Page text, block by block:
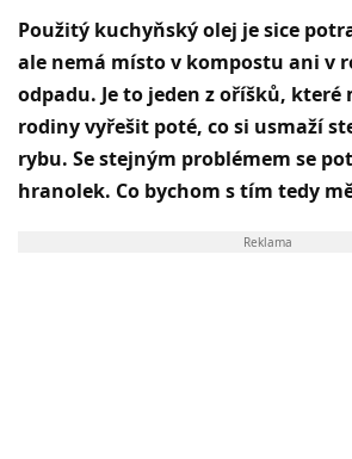
Použitý kuchyňský olej je sice
ale nemá místo v kompostu ani v
odpadu. Je to jeden z oříšků, které
rodiny vyřešit poté, co si usmaží
rybu. Se stejným problémem se
hranolek. Co bychom s tím tedy
Reklama